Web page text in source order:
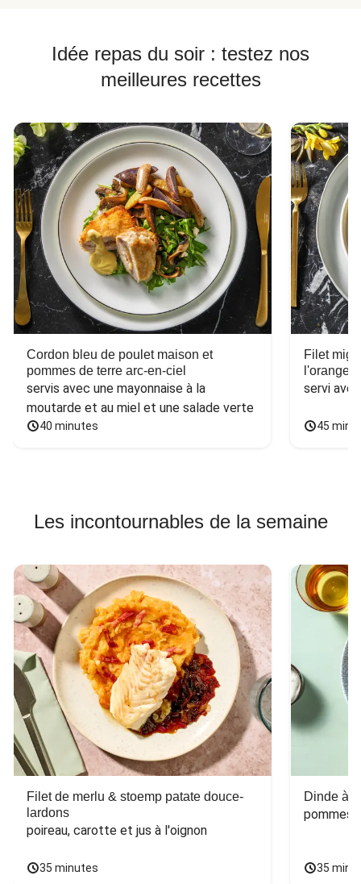
Idée repas du soir : testez nos
meilleures recettes
Cordon bleu de poulet maison et
pommes de terre arc-en-ciel
servis avec une mayonnaise à la
moutarde et au miel et une salade verte
40 minutes
Filet
l'orange
servi
45
Les incontournables de la semaine
Filet de merlu & stoemp patate douce-
lardons
poireau, carotte et jus à l'oignon
35 minutes
Dinde à
pommes
35